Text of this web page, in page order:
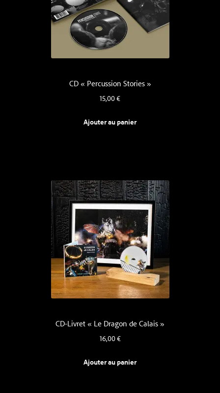
CD « Percussion Stories »
15,00€
Ajouter au panier
CD-Livret « Le Dragon de Calais »
16,00€
Ajouter au panier